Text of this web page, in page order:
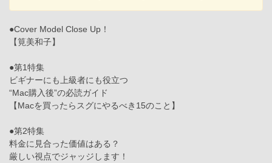
●Cover Model Close Up！
【筧美和子】
●第1特集
ビギナーにも上級者にも役立つ
“Mac購入後”の必読ガイド
【Macを買ったらスグにやるべき15のこと】
●第2特集
料金に見合った価値はある？
厳しい視点でジャッジします！